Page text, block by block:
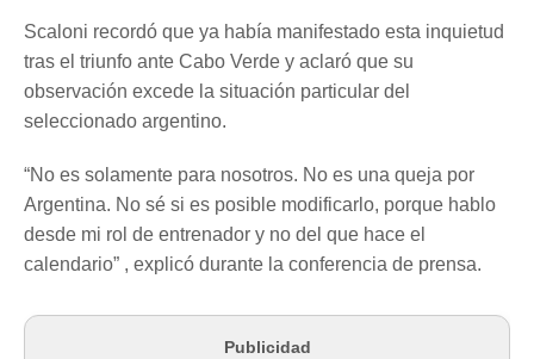
Scaloni recordó que ya había manifestado esta inquietud
tras el triunfo ante Cabo Verde y aclaró que su
observación excede la situación particular del
seleccionado argentino.
“No es solamente para nosotros. No es una queja por
Argentina. No sé si es posible modificarlo, porque hablo
desde mi rol de entrenador y no del que hace el
calendario” , explicó durante la conferencia de prensa.
Publicidad